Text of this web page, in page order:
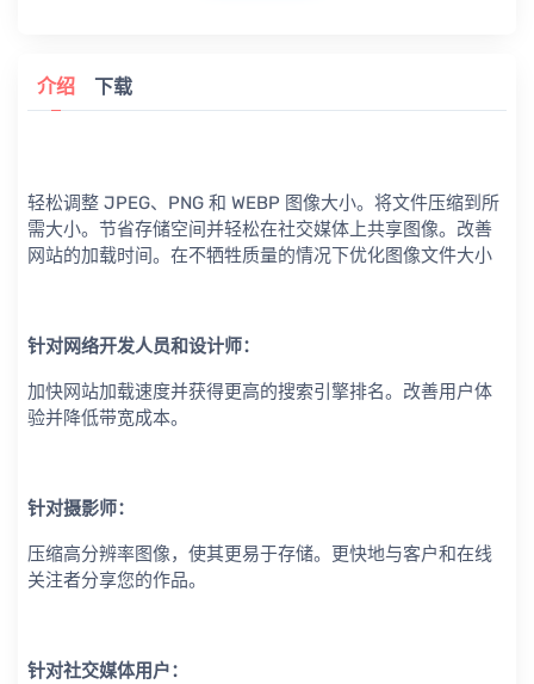
介绍 下载
轻松调整 JPEG、PNG 和 WEBP 图像大小。将文件压缩到所
需大小。节省存储空间并轻松在社交媒体上共享图像。改善
网站的加载时间。在不牺牲质量的情况下优化图像文件大小
针对网络开发人员和设计师：
加快网站加载速度并获得更高的搜索引擎排名。改善用户体
验并降低带宽成本。
针对摄影师：
压缩高分辨率图像，使其更易于存储。更快地与客户和在线
关注者分享您的作品。
针对社交媒体用户：